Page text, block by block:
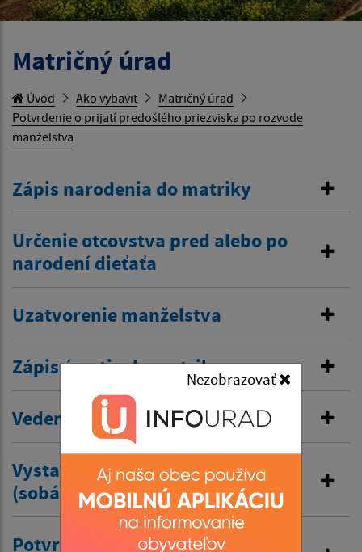
Nezobrazovať
Matričný úrad
Úvod Ako vybaviť
Matričný úrad
Potvrdenie o prijatí predošlého priezviska po rozvode
manželstva
Zápis narodenia do matriky
Určenie otcovstva pred alebo po
narodení dieťaťa
Uzatvorenie manželstva
Zápis úmrtia do matriky
Vedenie osobitnej matriky
Vystavenie druhopisu rodného
(sobášneho) úmrtného listu
Potvrdenie o prijatí predošlého